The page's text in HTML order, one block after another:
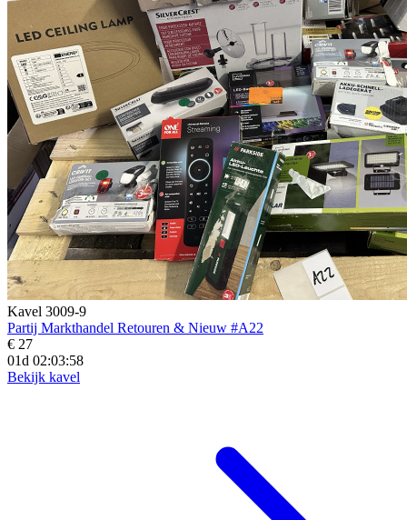
Kavel 3009-9
Partij Markthandel Retouren & Nieuw #A22
€ 27
01d 02:03:56
Bekijk kavel